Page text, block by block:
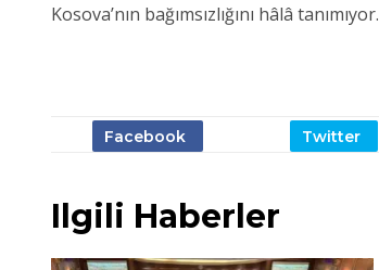
Kosova’nın bağımsızlığını hâlâ tanımıyor.
Ilgili Haberler